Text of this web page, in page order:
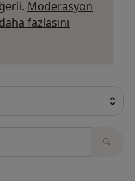
Moderasyon
fazlasını